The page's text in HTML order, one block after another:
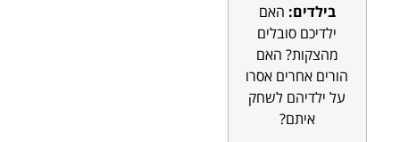
בילדים: האם
ילדיכם סובלים
מהצקות? האם
הורים אחרים אסרו
על ילדיהם לשחק
איתם?